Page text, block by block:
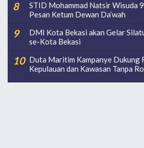
STID Mohammad Natsir Wisuda
Pesan Ketum Dewan Da’wah
DMI Kota Bekasi akan Gelar
se-Kota Bekasi
Duta Maritim Kampanye Dukung
Kepulauan dan Kawasan Tanpa